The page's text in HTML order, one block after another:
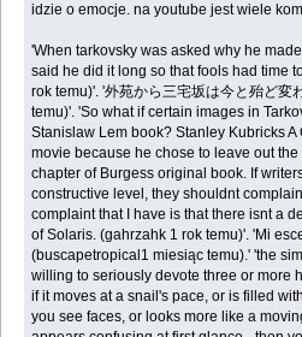
idzie o emocje. na youtube jest wiele
'When tarkovsky was asked why he
said he did it long so that fools had time
rok temu)'. '外苑から三宅坂は今と殆ど変
temu)'. 'So what if certain images in
Stanislaw Lem book? Stanley Kubricks
movie because he chose to leave out
chapter of Burgess original book. If
constructive level, they shouldnt
complaint that I have is that there isnt a
of Solaris. (gahrzahk 1 rok temu)'. 'Mi
(buscapetropical1 miesiąc temu).' 'the
willing to seriously devote three or more
if it moves at a snail's pace, or is filled
you see faces, or looks more like a